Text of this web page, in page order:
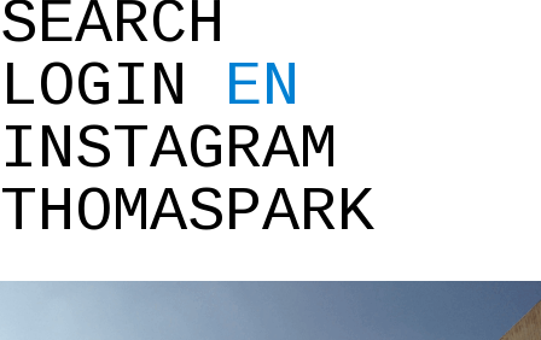
SEARCH
LOGIN
EN
INSTAGRAM
THOMASPARK